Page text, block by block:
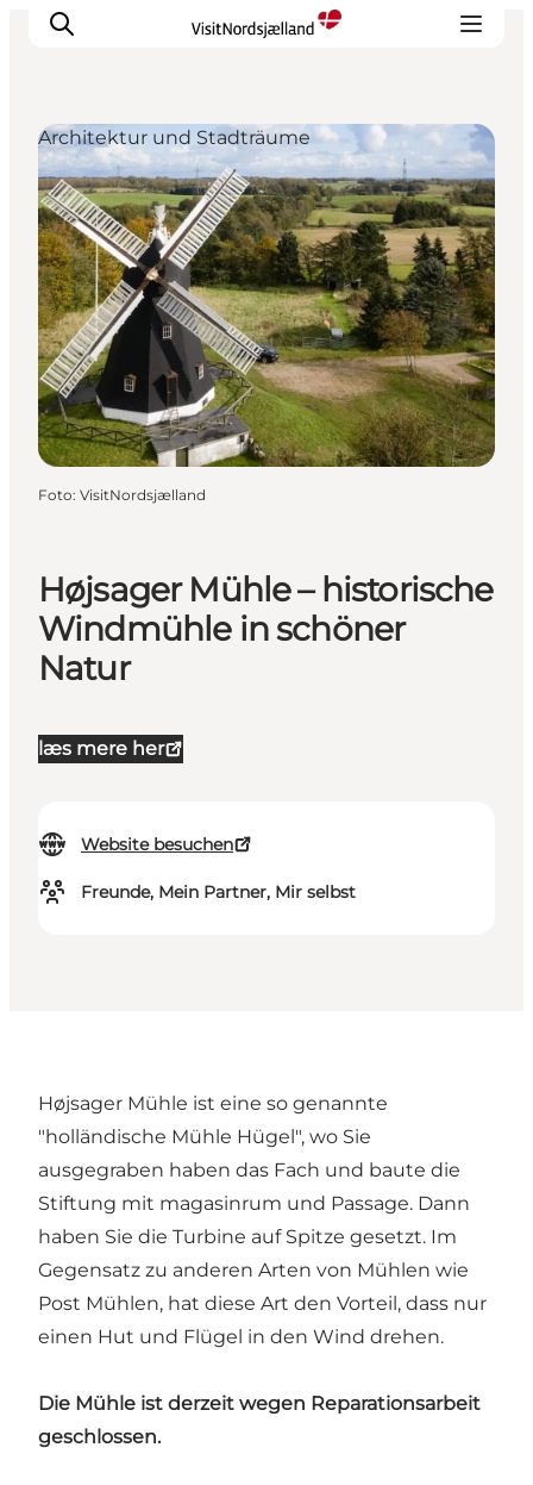
Highlights
Erlebnisse
Geschmack
Unterkünfte
Städte
Reiseplanung
Højsager Mühle – historische
Windmühle in schöner
Natur
læs mere her
Website besuchen
Freunde, Mein Partner, Mir selbst
Architektur und Stadträume
Foto: VisitNordsjælland
Højsager Mühle ist eine so genannte
"holländische Mühle Hügel", wo Sie
ausgegraben haben das Fach und baute die
Stiftung mit magasinrum und Passage. Dann
haben Sie die Turbine auf Spitze gesetzt. Im
Gegensatz zu anderen Arten von Mühlen wie
Post Mühlen, hat diese Art den Vorteil, dass nur
einen Hut und Flügel in den Wind drehen.
Die Mühle ist derzeit wegen Reparationsarbeit
geschlossen.